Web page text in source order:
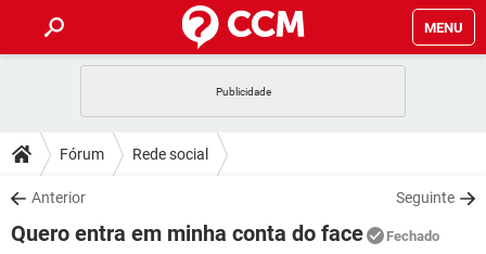
MENU
CELULAR
OUTLOOK
INSTAGRAM GMAIL
DICAS
JOGOS
DOWNLOADS
JOGOS WHATSAPP
FÓRUM
Fórum Rede social
Anterior Seguinte
Quero entra em minha conta do face Fechado